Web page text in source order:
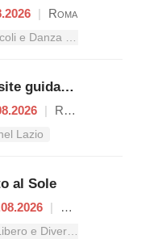
| Roma
Musica, Spettacoli e Danza nel Lazio
Roma c'è! Visite guidate (anche per bambini) dal 5 al 13 agosto 2026
| Roma
Lazio
al Sole
|
Sport, Tempo Libero e Divertimento nel Lazio